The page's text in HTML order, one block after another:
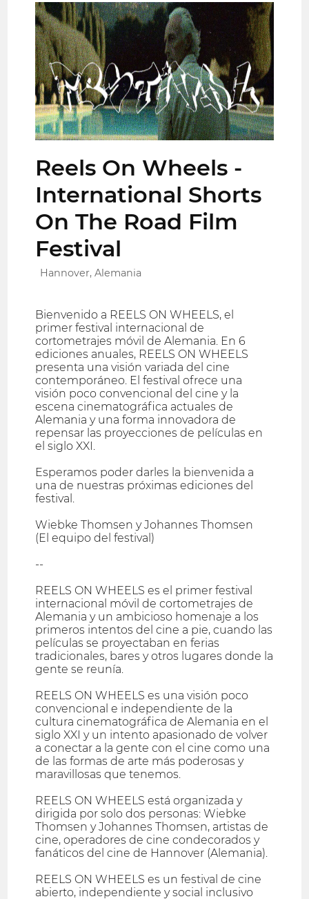
Reels On Wheels -
International Shorts
On The Road Film
Festival
Hannover, Alemania
Bienvenido a REELS ON WHEELS, el
primer festival internacional de
cortometrajes móvil de Alemania. En 6
ediciones anuales, REELS ON WHEELS
presenta una visión variada del cine
contemporáneo. El festival ofrece una
visión poco convencional del cine y la
escena cinematográfica actuales de
Alemania y una forma innovadora de
repensar las proyecciones de películas en
el siglo XXI.
Esperamos poder darles la bienvenida a
una de nuestras próximas ediciones del
festival.
Wiebke Thomsen y Johannes Thomsen
(El equipo del festival)
--
REELS ON WHEELS es el primer festival
internacional móvil de cortometrajes de
Alemania y un ambicioso homenaje a los
primeros intentos del cine a pie, cuando las
películas se proyectaban en ferias
tradicionales, bares y otros lugares donde la
gente se reunía.
REELS ON WHEELS es una visión poco
convencional e independiente de la
cultura cinematográfica de Alemania en el
siglo XXI y un intento apasionado de volver
a conectar a la gente con el cine como una
de las formas de arte más poderosas y
maravillosas que tenemos.
REELS ON WHEELS está organizada y
dirigida por solo dos personas: Wiebke
Thomsen y Johannes Thomsen, artistas de
cine, operadores de cine condecorados y
fanáticos del cine de Hannover (Alemania).
REELS ON WHEELS es un festival de cine
abierto, independiente y social inclusivo